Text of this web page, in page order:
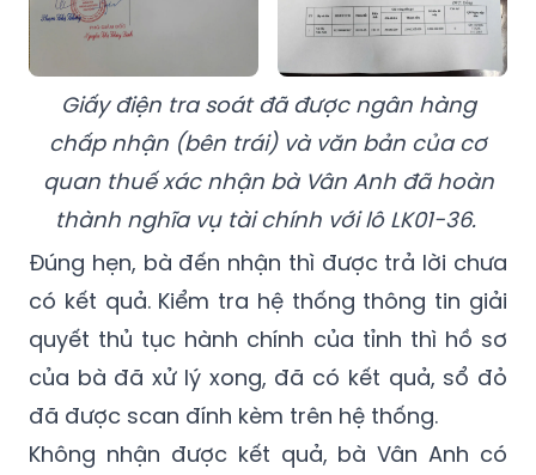
Giấy điện tra soát đã được ngân hàng
chấp nhận (bên trái) và văn bản của cơ
quan thuế xác nhận bà Vân Anh đã hoàn
thành nghĩa vụ tài chính với lô LK01-36.
Đúng hẹn, bà đến nhận thì được trả lời chưa
có kết quả. Kiểm tra hệ thống thông tin giải
quyết thủ tục hành chính của tỉnh thì hồ sơ
của bà đã xử lý xong, đã có kết quả, sổ đỏ
đã được scan đính kèm trên hệ thống.
Không nhận được kết quả, bà Vân Anh có